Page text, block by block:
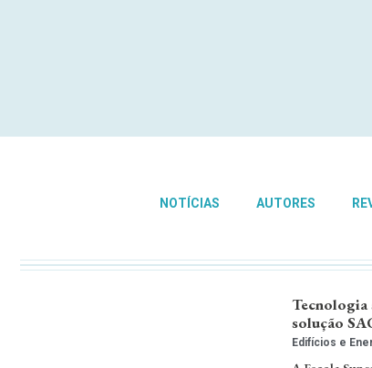
NOTÍCIAS AUTORES
Tecnologia
solução
Edifícios e